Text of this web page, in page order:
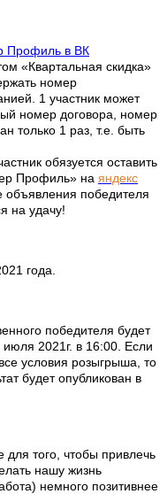
Профиль в ВК
«Квартальная скидка»
номер
1 участник может
номер договора, номер
только 1 раз, т.е. быть
обязуется оставить
Профиль» на яндекс
объявления победителя
на удачу!
года.
победителя будет
2021г. в 16:00. Если
условия розыгрыша, то
будет опубликован в
того, чтобы привлечь
нашу жизнь
немного позитивнее